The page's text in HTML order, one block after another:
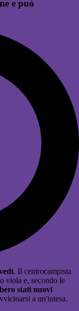
e può
. Il centrocampista
viola e, secondo le
stati nuovi
a un'intesa.